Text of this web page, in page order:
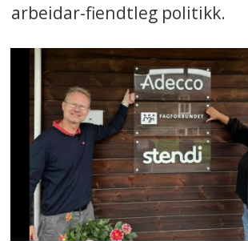
arbeidar-fiendtleg politikk.